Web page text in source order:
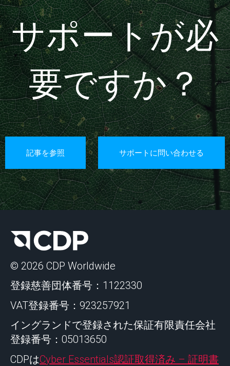
サポートが必
要ですか？
記事を参照 サポートに問い合わせる
© 2026 CDP Worldwide
登録慈善団体番号：1122330
VAT登録番号：923257921
イングランドで登録された保証有限責任会社
登録番号：05013650
CDPはCyber Essentials認証取得済み – 証明書